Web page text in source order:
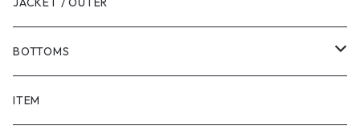
BOTTOMS
SHORTS
ITEM